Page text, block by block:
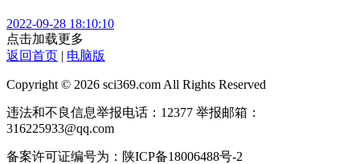
2022-09-28 18:10:10
点击加载更多
返回首页 | 电脑版
Copyright © 2026 sci369.com All Rights Reserved
违法和不良信息举报电话：12377 举报邮箱：
316225933@qq.com
备案许可证编号为：陕ICP备18006488号-2